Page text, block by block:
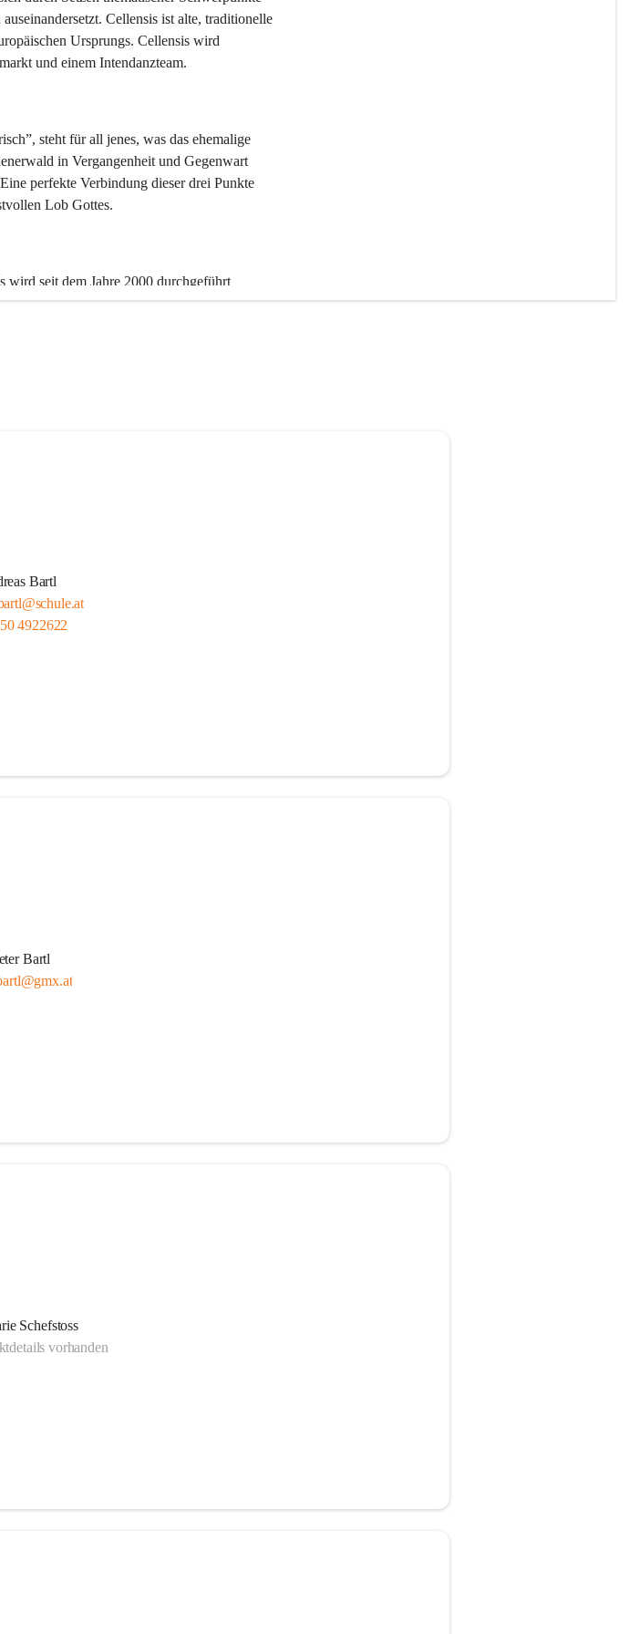
Cellensis ist alte, traditionelle
Ursprungs. Cellensis wird
und einem Intendanzteam.
steht für all jenes, was das ehemalige
in Vergangenheit und Gegenwart
perfekte Verbindung dieser drei Punkte
Lob Gottes.
wird seit dem Jahre 2000 durchgeführt
Bartl
4922622
Bartl
Schefstoss
vorhanden